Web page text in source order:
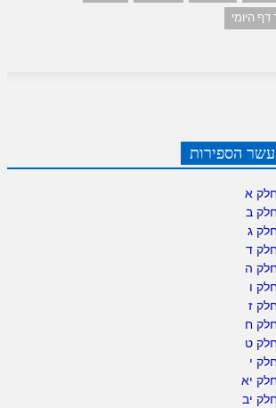
היומי
הספירות
א
ב
ג
ד
ה
ו
ז
ח
ט
י
יא
יב